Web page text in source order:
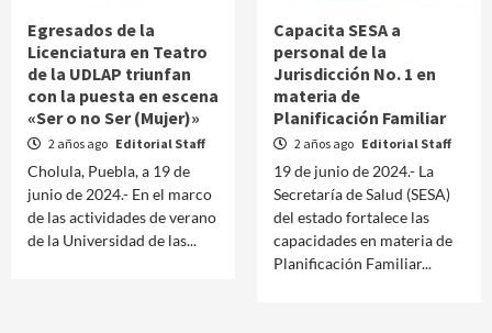
Egresados de la
Licenciatura en Teatro
de la UDLAP triunfan
con la puesta en escena
«Ser o no Ser (Mujer)»
2 años ago Editorial Staff
Cholula, Puebla, a 19 de
junio de 2024.- En el marco
de las actividades de verano
de la Universidad de las...
Capacita SESA a
personal de la
Jurisdicción No. 1 en
materia de
Planificación Familiar
2 años ago Editorial Staff
19 de junio de 2024.- La
Secretaría de Salud (SESA)
del estado fortalece las
capacidades en materia de
Planificación Familiar...